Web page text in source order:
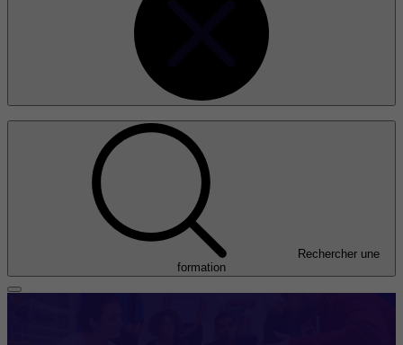
Rechercher une
formation